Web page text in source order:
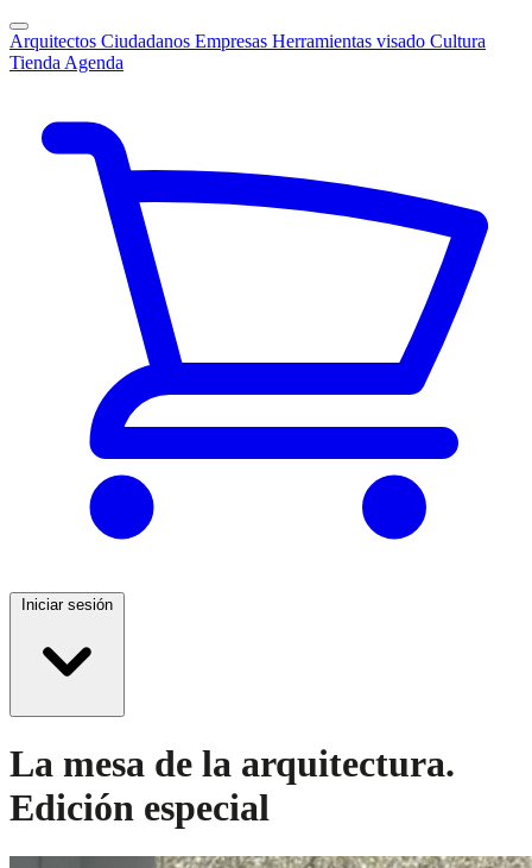
Arquitectos Ciudadanos Empresas Herramientas visado Cultura
Tienda Agenda
Iniciar sesión
La mesa de la arquitectura.
Edición especial